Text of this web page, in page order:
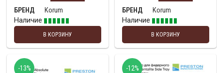
БРЕНД
Korum
Наличие
В КОРЗИНУ
БРЕНД
Korum
Наличие
В КОРЗИНУ
-13% -12%